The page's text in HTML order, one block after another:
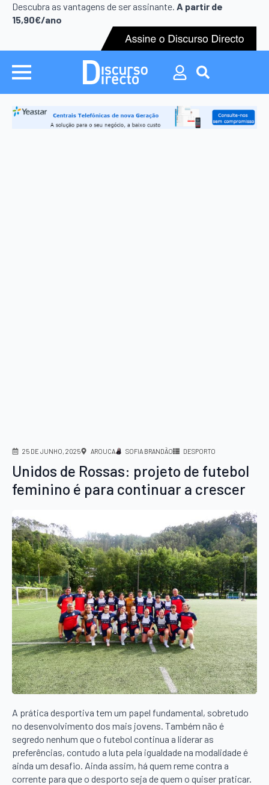
Descubra as vantagens de ser assinante. A partir de
15,90€/ano
Search
for:
Search
25 DE JUNHO, 2025 AROUCA SOFIA BRANDÃO DESPORTO
Unidos de Rossas: projeto de futebol
feminino é para continuar a crescer
A prática desportiva tem um papel fundamental, sobretudo
no desenvolvimento dos mais jovens. Também não é
segredo nenhum que o futebol continua a liderar as
preferências, contudo a luta pela igualdade na modalidade é
ainda um desafio. Ainda assim, há quem reme contra a
corrente para que o desporto seja de quem o quiser praticar.